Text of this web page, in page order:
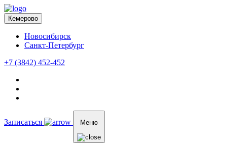
Кемерово
Новосибирск
Санкт-Петербург
+7 (3842) 452-452
Записаться Меню